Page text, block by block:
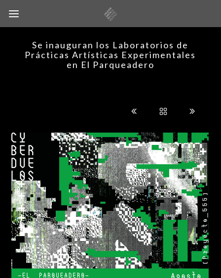
Se inauguran los Laboratorios de
Prácticas Artísticas Experimentales
en El Parqueadero